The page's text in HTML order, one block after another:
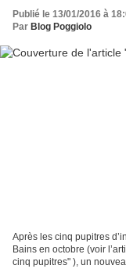
Publié le 13/01/2016 à
Par Blog Poggiolo
Après les cinq pupitres
Bains en octobre (voir
cinq pupitres" ), un